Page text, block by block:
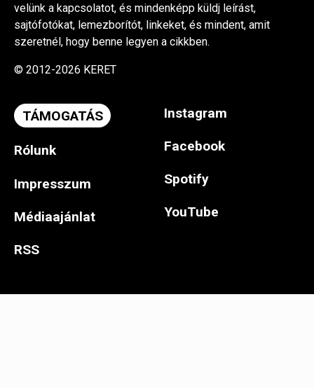
velünk a kapcsolatot, és mindenképp küldj leírást,
sajtófotókat, lemezborítót, linkeket, és mindent, amit
szeretnél, hogy benne legyen a cikkben.
© 2012-2026 KERET
TÁMOGATÁS
Rólunk
Impresszum
Médiaajánlat
RSS
Instagram
Facebook
Spotify
YouTube